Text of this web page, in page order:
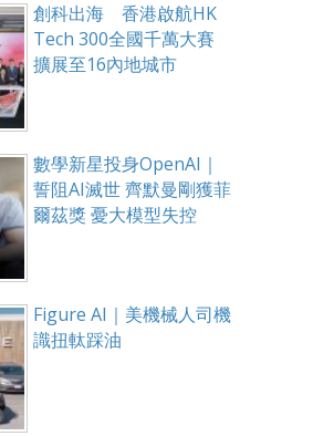
創科出海 香港啟航HK
Tech 300全國千萬大賽
擴展至16內地城市
數學新星投身OpenAI｜
誓阻AI滅世 齊默曼剛獲菲
爾茲獎 憂大模型失控
Figure AI｜美機械人司機
識扭軚踩油